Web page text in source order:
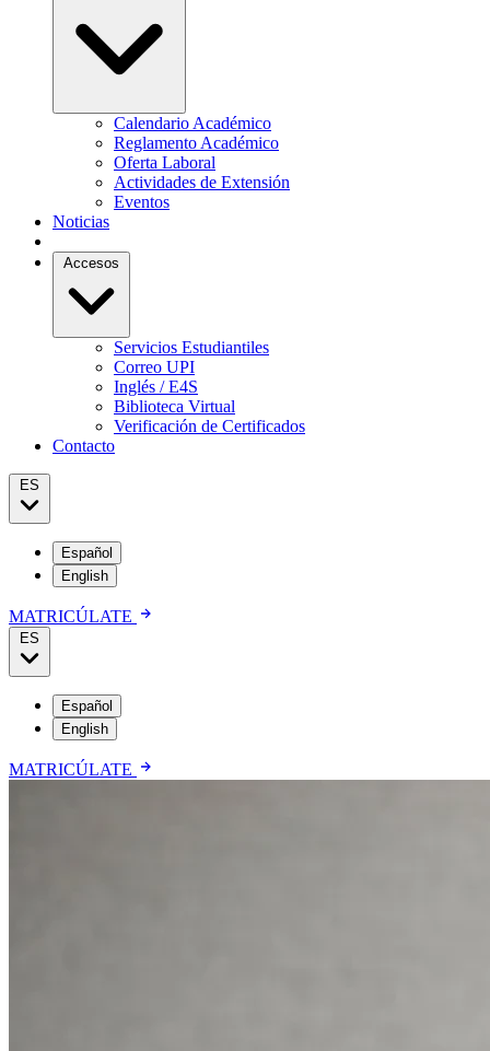
Calendario Académico
Reglamento Académico
Oferta Laboral
Actividades de Extensión
Eventos
Noticias
Accesos
Servicios Estudiantiles
Correo UPI
Inglés / E4S
Biblioteca Virtual
Verificación de Certificados
Contacto
ES
Español
English
MATRICÚLATE
ES
Español
English
MATRICÚLATE